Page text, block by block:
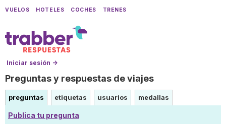
VUELOS HOTELES COCHES TRENES
Iniciar sesión →
Preguntas y respuestas de viajes
preguntas etiquetas usuarios medallas
Publica tu pregunta